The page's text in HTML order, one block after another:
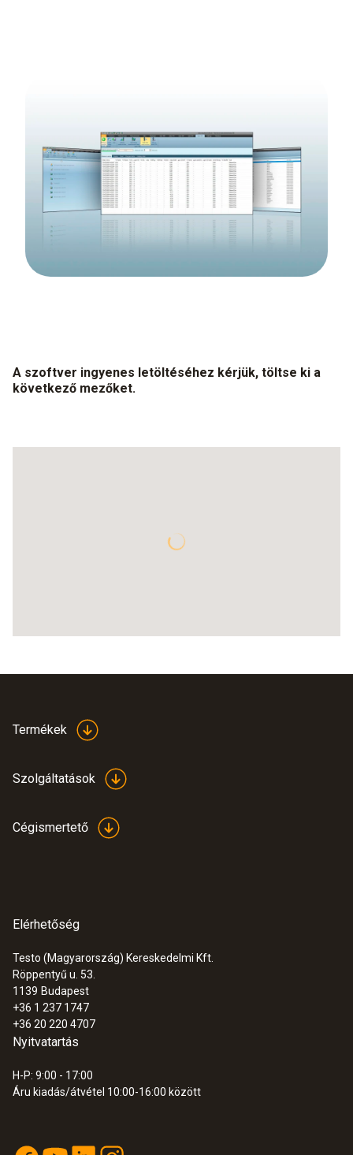
A szoftver ingyenes letöltéséhez kérjük, töltse ki a
következő mezőket.
Termékek
Szolgáltatások
Cégismertető
Elérhetőség
Testo (Magyarország) Kereskedelmi Kft.
Röppentyű u. 53.
1139 Budapest
+36 1 237 1747
+36 20 220 4707
Nyitvatartás
H-P: 9:00 - 17:00
Áru kiadás/átvétel 10:00-16:00 között